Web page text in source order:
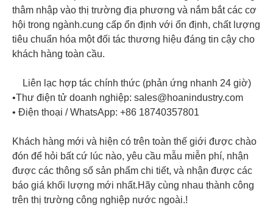
thâm nhập vào thị trường địa phương và nắm bắt các cơ
hội trong ngành.cung cấp ổn định với ổn định, chất lượng
tiêu chuẩn hóa một đối tác thương hiệu đáng tin cậy cho
khách hàng toàn cầu.
Liên lạc hợp tác chính thức (phản ứng nhanh 24 giờ)
•Thư điện tử doanh nghiệp: sales@hoanindustry.com
• Điện thoại / WhatsApp: +86 18740357801
Khách hàng mới và hiện có trên toàn thế giới được chào
đón để hỏi bất cứ lúc nào, yêu cầu mẫu miễn phí, nhận
được các thông số sản phẩm chi tiết, và nhận được các
báo giá khối lượng mới nhất.Hãy cùng nhau thành công
trên thị trường công nghiệp nước ngoài.!